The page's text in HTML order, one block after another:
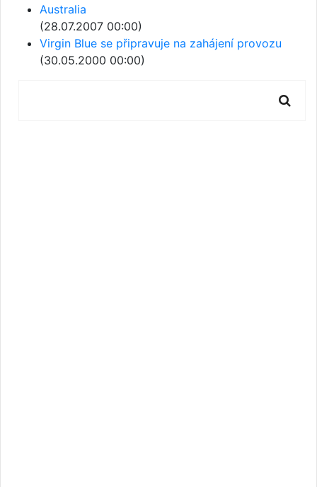
Australia
(28.07.2007 00:00)
Virgin Blue se připravuje na zahájení provozu
(30.05.2000 00:00)